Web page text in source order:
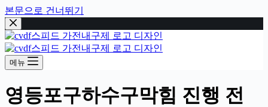
본문으로 건너뛰기
메뉴
영등포구하수구막힘 진행 전